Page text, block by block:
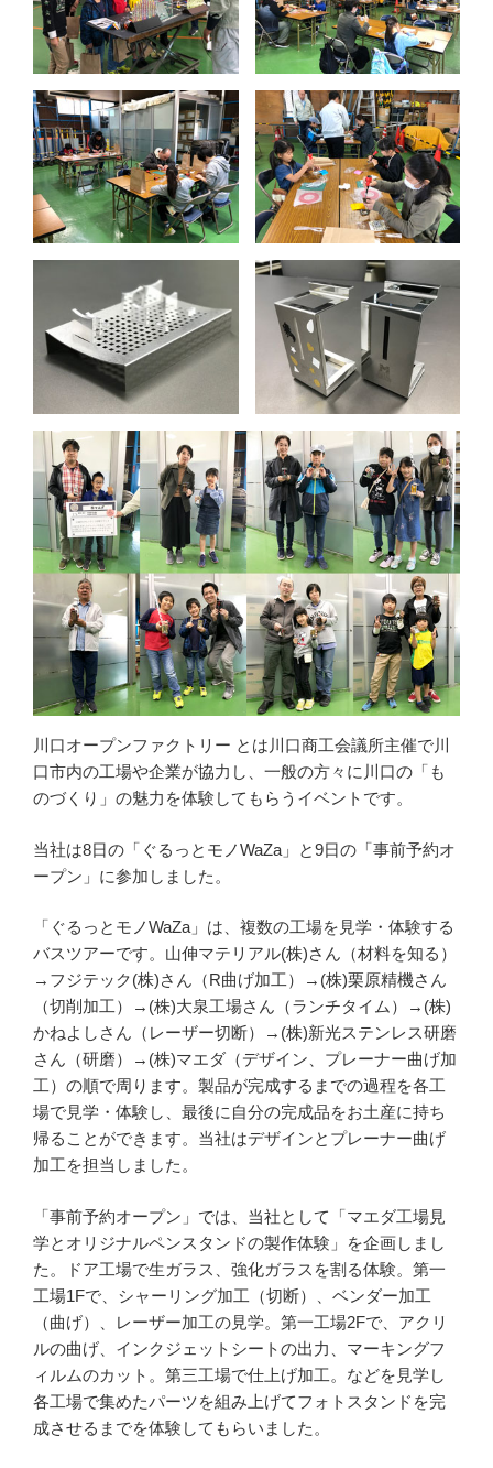
川口オープンファクトリー とは川口商工会議所主催で川
口市内の工場や企業が協力し、一般の方々に川口の「も
のづくり」の魅力を体験してもらうイベントです。
当社は8日の「ぐるっとモノWaZa」と9日の「事前予約オ
ープン」に参加しました。
「ぐるっとモノWaZa」は、複数の工場を見学・体験する
バスツアーです。山伸マテリアル(株)さん（材料を知る）
→フジテック(株)さん（R曲げ加工）→(株)栗原精機さん
（切削加工）→(株)大泉工場さん（ランチタイム）→(株)
かねよしさん（レーザー切断）→(株)新光ステンレス研磨
さん（研磨）→(株)マエダ（デザイン、プレーナー曲げ加
工）の順で周ります。製品が完成するまでの過程を各工
場で見学・体験し、最後に自分の完成品をお土産に持ち
帰ることができます。当社はデザインとプレーナー曲げ
加工を担当しました。
「事前予約オープン」では、当社として「マエダ工場見
学とオリジナルペンスタンドの製作体験」を企画しまし
た。ドア工場で生ガラス、強化ガラスを割る体験。第一
工場1Fで、シャーリング加工（切断）、ベンダー加工
（曲げ）、レーザー加工の見学。第一工場2Fで、アクリ
ルの曲げ、インクジェットシートの出力、マーキングフ
ィルムのカット。第三工場で仕上げ加工。などを見学し
各工場で集めたパーツを組み上げてフォトスタンドを完
成させるまでを体験してもらいました。